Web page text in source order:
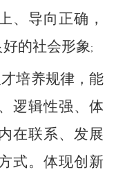
、导向正确，
的社会形象 ;
培养规律，能
逻辑性强、体
在联系、发展
式。体现创新